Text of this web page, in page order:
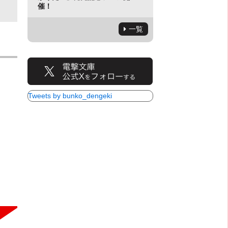
催！
一覧
Tweets by bunko_dengeki